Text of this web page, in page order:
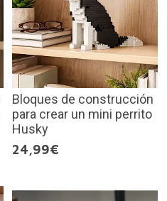
Bloques de construcción
para crear un mini perrito
Husky
24,99€